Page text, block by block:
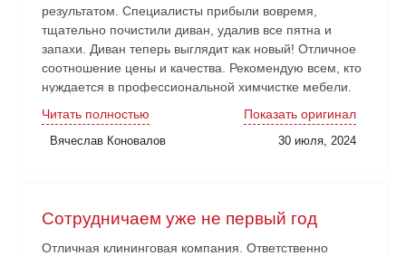
результатом. Специалисты прибыли вовремя,
тщательно почистили диван, удалив все пятна и
запахи. Диван теперь выглядит как новый! Отличное
соотношение цены и качества. Рекомендую всем, кто
нуждается в профессиональной химчистке мебели.
Читать полностью
Показать оригинал
Вячеслав Коновалов 30 июля, 2024
Сотрудничаем уже не первый год
Отличная клининговая компания. Ответственно